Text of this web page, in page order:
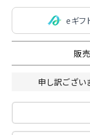
eギフ
販
申し訳ござい